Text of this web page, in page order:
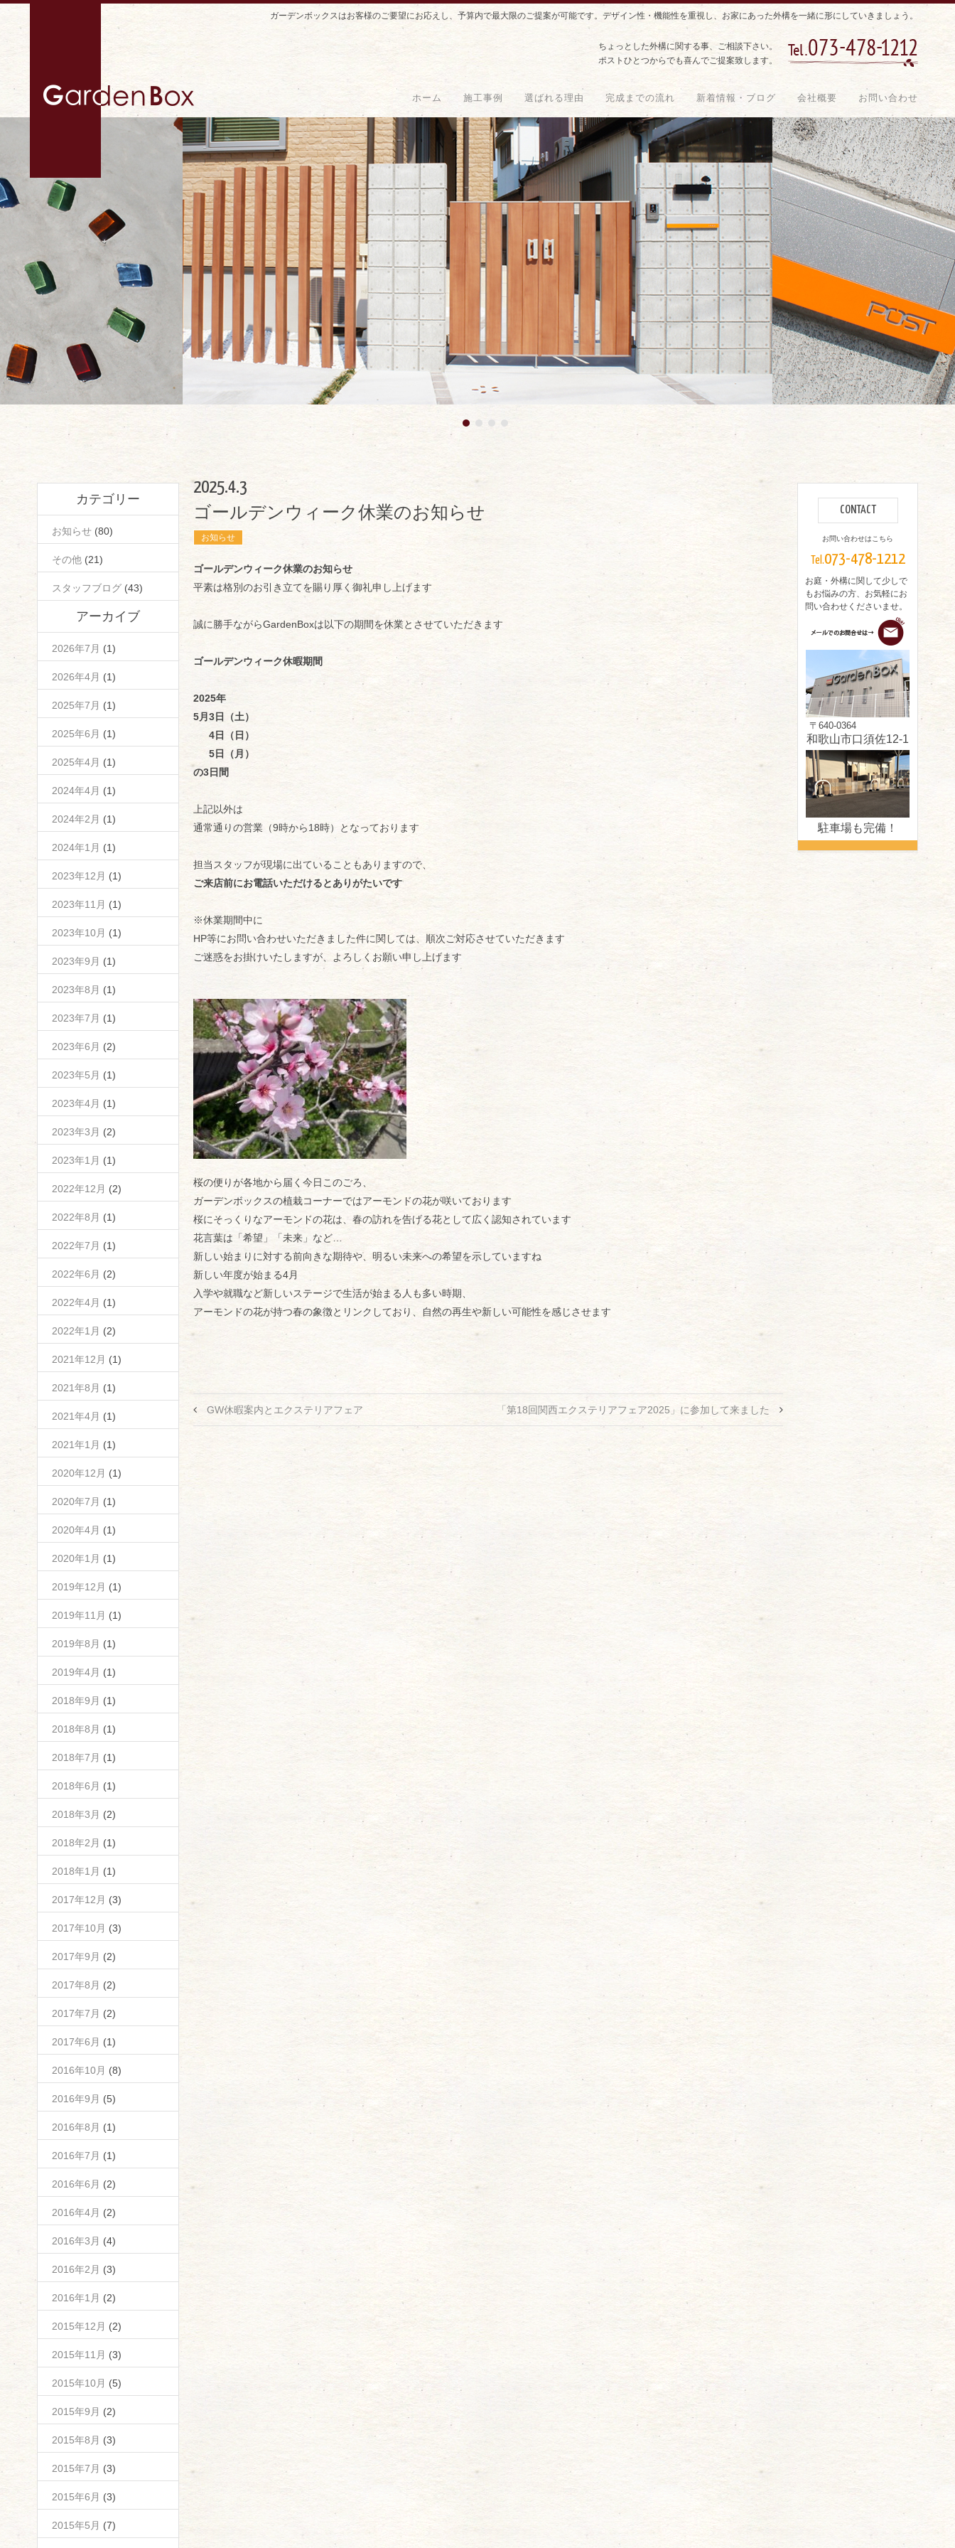
ガーデンボックスはお客様のご要望にお応えし、予算内で最大限のご提案が可能です。デザイン性・機能性を重視し、お家にあった外構を一緒に形にしていきましょう。
ちょっとした外構に関する事、ご相談下さい。
ポストひとつからでも喜んでご提案致します。
ホーム 施工事例 選ばれる理由 完成までの流れ 新着情報・ブログ 会社概要 お問い合わせ
2025.4.3
ゴールデンウィーク休業のお知らせ
お知らせ
ゴールデンウィーク休業のお知らせ
平素は格別のお引き立てを賜り厚く御礼申し上げます
誠に勝手ながらGardenBoxは以下の期間を休業とさせていただきます
ゴールデンウィーク休暇期間
2025年
5月3日（土）
4日（日）
5日（月）
の3日間
上記以外は
通常通りの営業（9時から18時）となっております
担当スタッフが現場に出ていることもありますので、
ご来店前にお電話いただけるとありがたいです
※休業期間中に
HP等にお問い合わせいただきました件に関しては、順次ご対応させていただきます
ご迷惑をお掛けいたしますが、よろしくお願い申し上げます
桜の便りが各地から届く今日このごろ、
ガーデンボックスの植栽コーナーではアーモンドの花が咲いております
桜にそっくりなアーモンドの花は、春の訪れを告げる花として広く認知されています
花言葉は「希望」「未来」など…
新しい始まりに対する前向きな期待や、明るい未来への希望を示していますね
新しい年度が始まる4月
入学や就職など新しいステージで生活が始まる人も多い時期、
アーモンドの花が持つ春の象徴とリンクしており、自然の再生や新しい可能性を感じさせます
GW休暇案内とエクステリアフェア 「第18回関西エクステリアフェア2025」に参加して来ました
CONTACT
お問い合わせはこちら
Tel.073-478-1212
お庭・外構に関して少しで
もお悩みの方、お気軽にお
問い合わせくださいませ。
〒640-0364
和歌山市口須佐12-1
駐車場も完備！
カテゴリー
お知らせ (80)
その他 (21)
スタッフブログ (43)
アーカイブ
2026年7月 (1)
2026年4月 (1)
2025年7月 (1)
2025年6月 (1)
2025年4月 (1)
2024年4月 (1)
2024年2月 (1)
2024年1月 (1)
2023年12月 (1)
2023年11月 (1)
2023年10月 (1)
2023年9月 (1)
2023年8月 (1)
2023年7月 (1)
2023年6月 (2)
2023年5月 (1)
2023年4月 (1)
2023年3月 (2)
2023年1月 (1)
2022年12月 (2)
2022年8月 (1)
2022年7月 (1)
2022年6月 (2)
2022年4月 (1)
2022年1月 (2)
2021年12月 (1)
2021年8月 (1)
2021年4月 (1)
2021年1月 (1)
2020年12月 (1)
2020年7月 (1)
2020年4月 (1)
2020年1月 (1)
2019年12月 (1)
2019年11月 (1)
2019年8月 (1)
2019年4月 (1)
2018年9月 (1)
2018年8月 (1)
2018年7月 (1)
2018年6月 (1)
2018年3月 (2)
2018年2月 (1)
2018年1月 (1)
2017年12月 (3)
2017年10月 (3)
2017年9月 (2)
2017年8月 (2)
2017年7月 (2)
2017年6月 (1)
2016年10月 (8)
2016年9月 (5)
2016年8月 (1)
2016年7月 (1)
2016年6月 (2)
2016年4月 (2)
2016年3月 (4)
2016年2月 (3)
2016年1月 (2)
2015年12月 (2)
2015年11月 (3)
2015年10月 (5)
2015年9月 (2)
2015年8月 (3)
2015年7月 (3)
2015年6月 (3)
2015年5月 (7)